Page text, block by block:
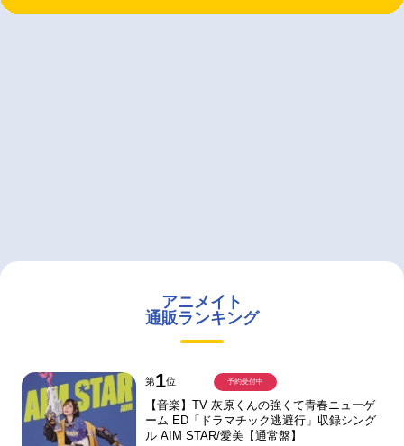
アニメイト
通販ランキング
第1位
【音楽】TV 灰原くんの強くて青春ニューゲ
ーム ED「ドラマチック逃避行」収録シング
ル AIM STAR/愛美【通常盤】
予約受付中